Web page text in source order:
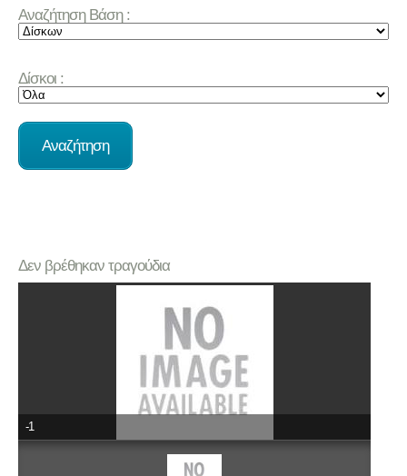
Αναζήτηση Βάση :
Δίσκοι :
Δεν βρέθηκαν τραγούδια
-1